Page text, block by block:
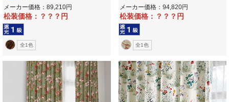
メーカー価格：89,210
松装価格：？？？
全1色
メーカー価格：94,820
松装価格：？？？
全1色